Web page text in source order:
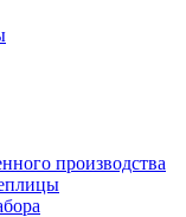
производства